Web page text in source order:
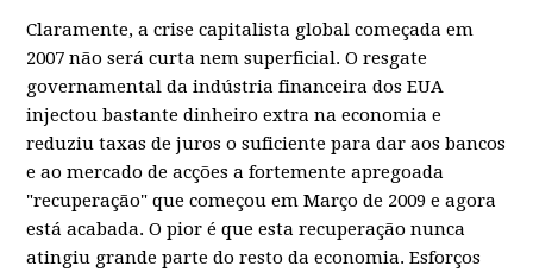
Claramente, a crise capitalista global começada em
2007 não será curta nem superficial. O resgate
governamental da indústria financeira dos EUA
injectou bastante dinheiro extra na economia e
reduziu taxas de juros o suficiente para dar aos bancos
e ao mercado de acções a fortemente apregoada
"recuperação" que começou em Março de 2009 e agora
está acabada. O pior é que esta recuperação nunca
atingiu grande parte do resto da economia. Esforços